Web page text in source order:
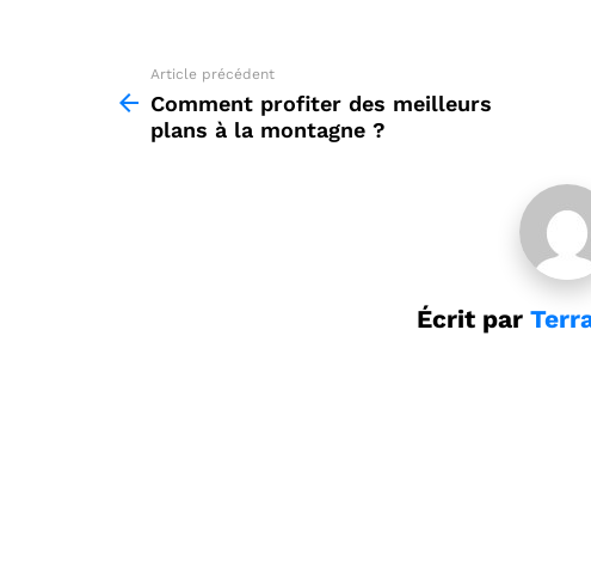
more
Article précédent
Comment profiter des meilleurs
plans à la montagne ?
Écrit par